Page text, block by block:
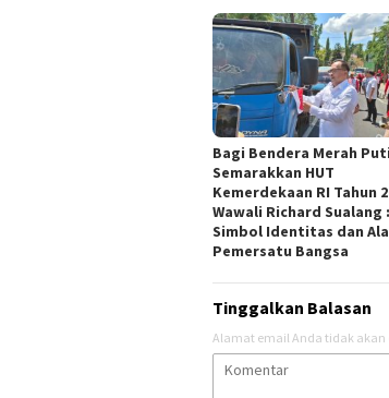
Bagi Bendera Merah
Semarakkan HUT
Kemerdekaan RI Tahun
Wawali Richard Sualang
Simbol Identitas dan
Pemersatu Bangsa
Tinggalkan Balasan
Alamat email Anda tidak akan